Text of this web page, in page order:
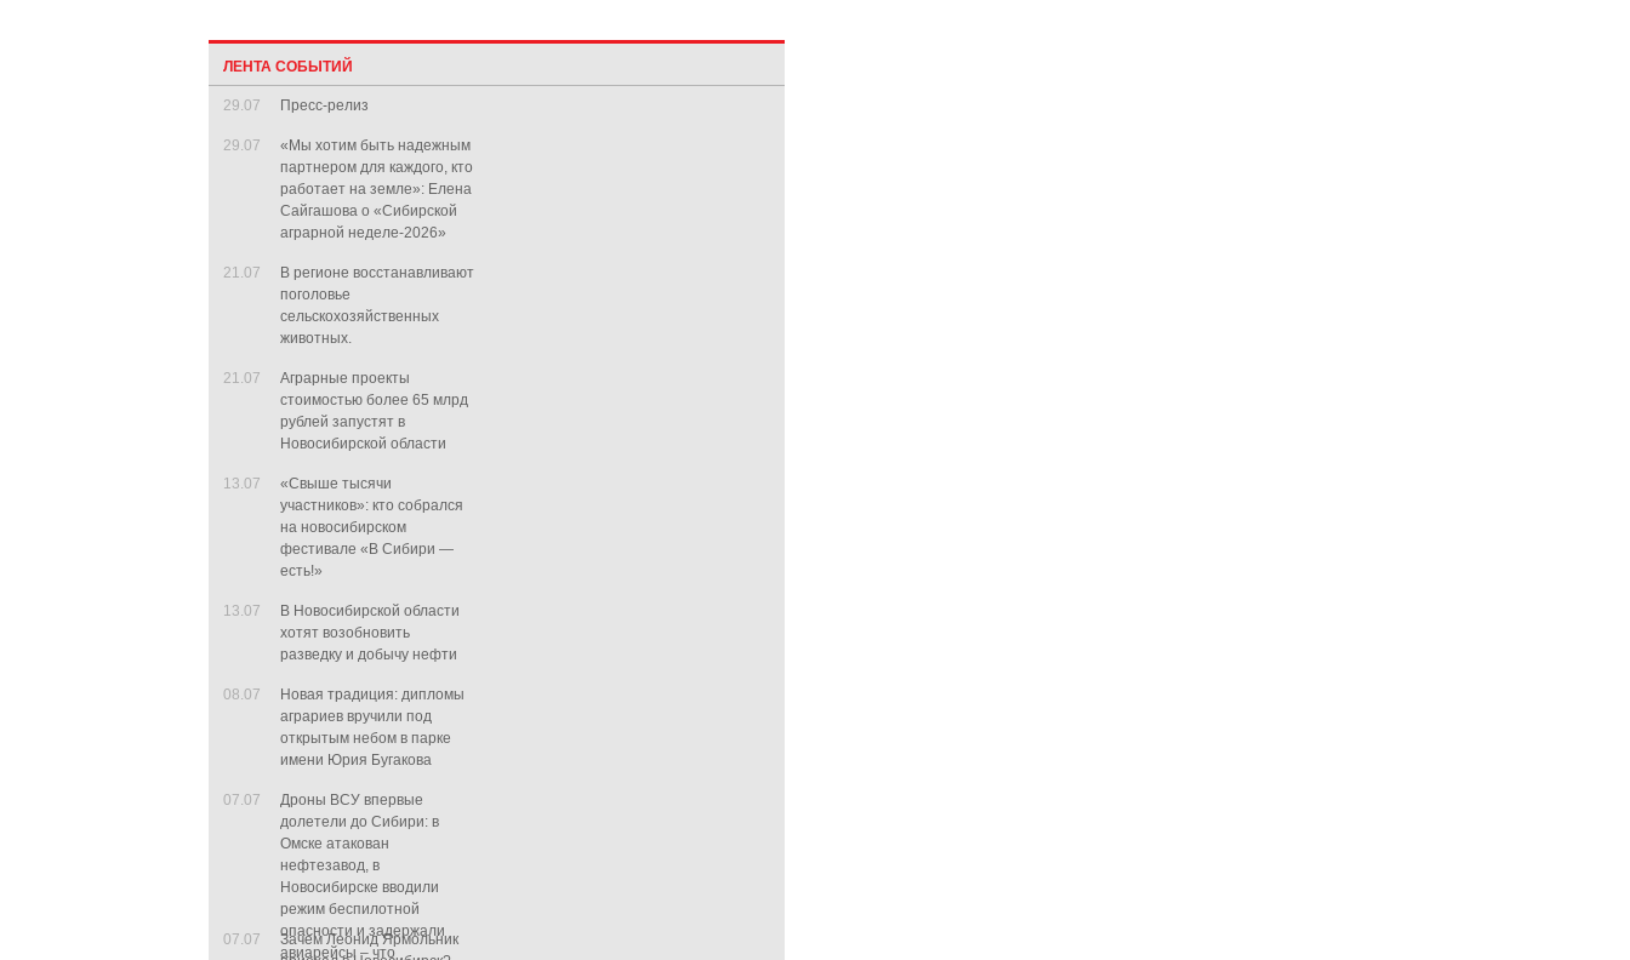
ЛЕНТА СОБЫТИЙ
29.07 Пресс-релиз
29.07
«Мы хотим быть надежным
партнером для каждого, кто
работает на земле»: Елена
Сайгашова о «Сибирской
аграрной неделе-2026»
21.07
В регионе восстанавливают
поголовье
сельскохозяйственных
животных.
21.07
Аграрные проекты
стоимостью более 65 млрд
рублей запустят в
Новосибирской области
13.07
«Свыше тысячи
участников»: кто собрался
на новосибирском
фестивале «В Сибири —
есть!»
13.07
В Новосибирской области
хотят возобновить
разведку и добычу нефти
08.07
Новая традиция: дипломы
аграриев вручили под
открытым небом в парке
имени Юрия Бугакова
07.07
Дроны ВСУ впервые
долетели до Сибири: в
Омске атакован
нефтезавод, в
Новосибирске вводили
режим беспилотной
опасности и задержали
авиарейсы – что
07.07
Зачем Леонид Ярмольник